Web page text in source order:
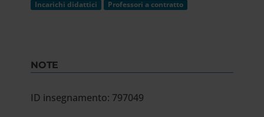
Incarichi didattici Professori a contratto
NOTE
ID insegnamento: 797049